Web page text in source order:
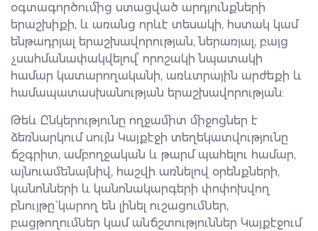
օգտագործումից ստացված արդյունքների
երաշխիքի, և առանց որևէ տեսակի, հստակ կամ
ենթադրյալ երաշխավորության, ներառյալ, բայց
չսահմանափակվելով՝ որոշակի նպատակի
համար կատարողականի, առևտրային արժեքի և
համապատասխանության երաշխավորության:
Թեև Ընկերությունը ողջամիտ միջոցներ է
ձեռնարկում սույն Կայքէջի տեղեկատվությունը
ճշգրիտ, ամբողջական և թարմ պահելու համար,
այնուամենայնիվ, հաշվի առնելով օրենքների,
կանոնների և կանոնակարգերի փոփոխվող
բնույթը` կարող են լինել ուշացումներ,
բացթողումներ կամ անճշտություններ Կայքէջում